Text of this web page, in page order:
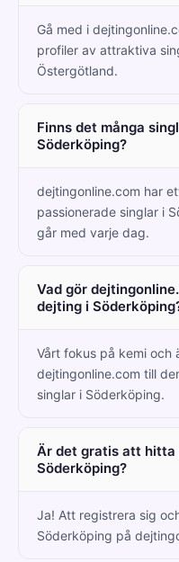
Gå med i
profiler av attraktiva
Östergötland.
Finns det många
Söderköping?
dejtingonline.com har
passionerade singlar i
går med varje dag.
Vad gör
dejting i
Vårt fokus på kemi och
dejtingonline.com till
singlar i Söderköping.
Är det gratis att hitta
Söderköping?
Ja! Att registrera sig
Söderköping på